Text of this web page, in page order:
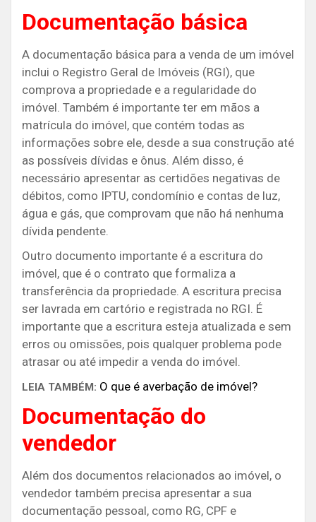
Documentação básica
A documentação básica para a venda de um imóvel
inclui o Registro Geral de Imóveis (RGI), que
comprova a propriedade e a regularidade do
imóvel. Também é importante ter em mãos a
matrícula do imóvel, que contém todas as
informações sobre ele, desde a sua construção até
as possíveis dívidas e ônus. Além disso, é
necessário apresentar as certidões negativas de
débitos, como IPTU, condomínio e contas de luz,
água e gás, que comprovam que não há nenhuma
dívida pendente.
Outro documento importante é a escritura do
imóvel, que é o contrato que formaliza a
transferência da propriedade. A escritura precisa
ser lavrada em cartório e registrada no RGI. É
importante que a escritura esteja atualizada e sem
erros ou omissões, pois qualquer problema pode
atrasar ou até impedir a venda do imóvel.
LEIA TAMBÉM: O que é averbação de imóvel?
Documentação do
vendedor
Além dos documentos relacionados ao imóvel, o
vendedor também precisa apresentar a sua
documentação pessoal, como RG, CPF e